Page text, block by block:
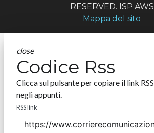
RESERVED. ISP AWS
Mappa del sito
close
Codice Rss
Clicca sul pulsante per copiare il link RSS
negli appunti.
RSS link